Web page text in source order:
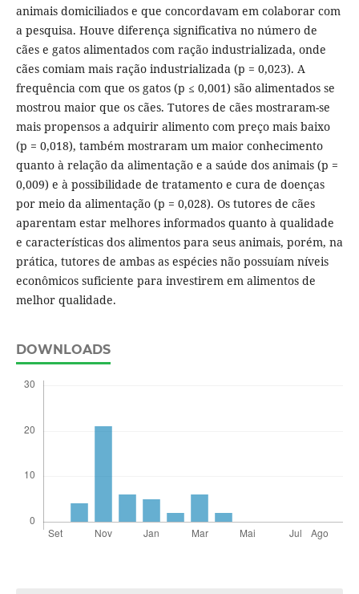
animais domiciliados e que concordavam em colaborar com
a pesquisa. Houve diferença significativa no número de
cães e gatos alimentados com ração industrializada, onde
cães comiam mais ração industrializada (p = 0,023). A
frequência com que os gatos (p ≤ 0,001) são alimentados se
mostrou maior que os cães. Tutores de cães mostraram-se
mais propensos a adquirir alimento com preço mais baixo
(p = 0,018), também mostraram um maior conhecimento
quanto à relação da alimentação e a saúde dos animais (p =
0,009) e à possibilidade de tratamento e cura de doenças
por meio da alimentação (p = 0,028). Os tutores de cães
aparentam estar melhores informados quanto à qualidade
e características dos alimentos para seus animais, porém, na
prática, tutores de ambas as espécies não possuíam níveis
econômicos suficiente para investirem em alimentos de
melhor qualidade.
DOWNLOADS